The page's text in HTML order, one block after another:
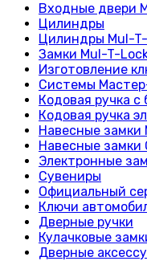
Входные двери
Цилиндры
Цилиндры Mul-
Замки Mul-T-
Изготовление
Системы
Кодовая ручка с
Кодовая ручка
Навесные замки
Навесные замки
Электронные
Сувениры
Официальный
Ключи
Дверные ручки
Кулачковые
Дверные